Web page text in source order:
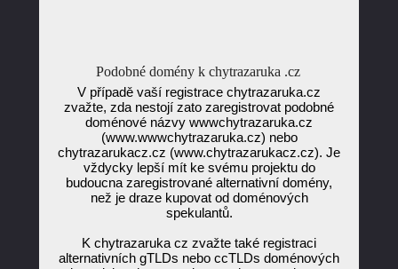
Podobné domény k chytrazaruka .cz
V případě vaší registrace chytrazaruka.cz
zvažte, zda nestojí zato zaregistrovat podobné
doménové názvy wwwchytrazaruka.cz
(www.wwwchytrazaruka.cz) nebo
chytrazarukacz.cz (www.chytrazarukacz.cz). Je
vždycky lepší mít ke svému projektu do
budoucna zaregistrované alternativní domény,
než je draze kupovat od doménových
spekulantů.
K chytrazaruka cz zvažte také registraci
alternativních gTLDs nebo ccTLDs doménových